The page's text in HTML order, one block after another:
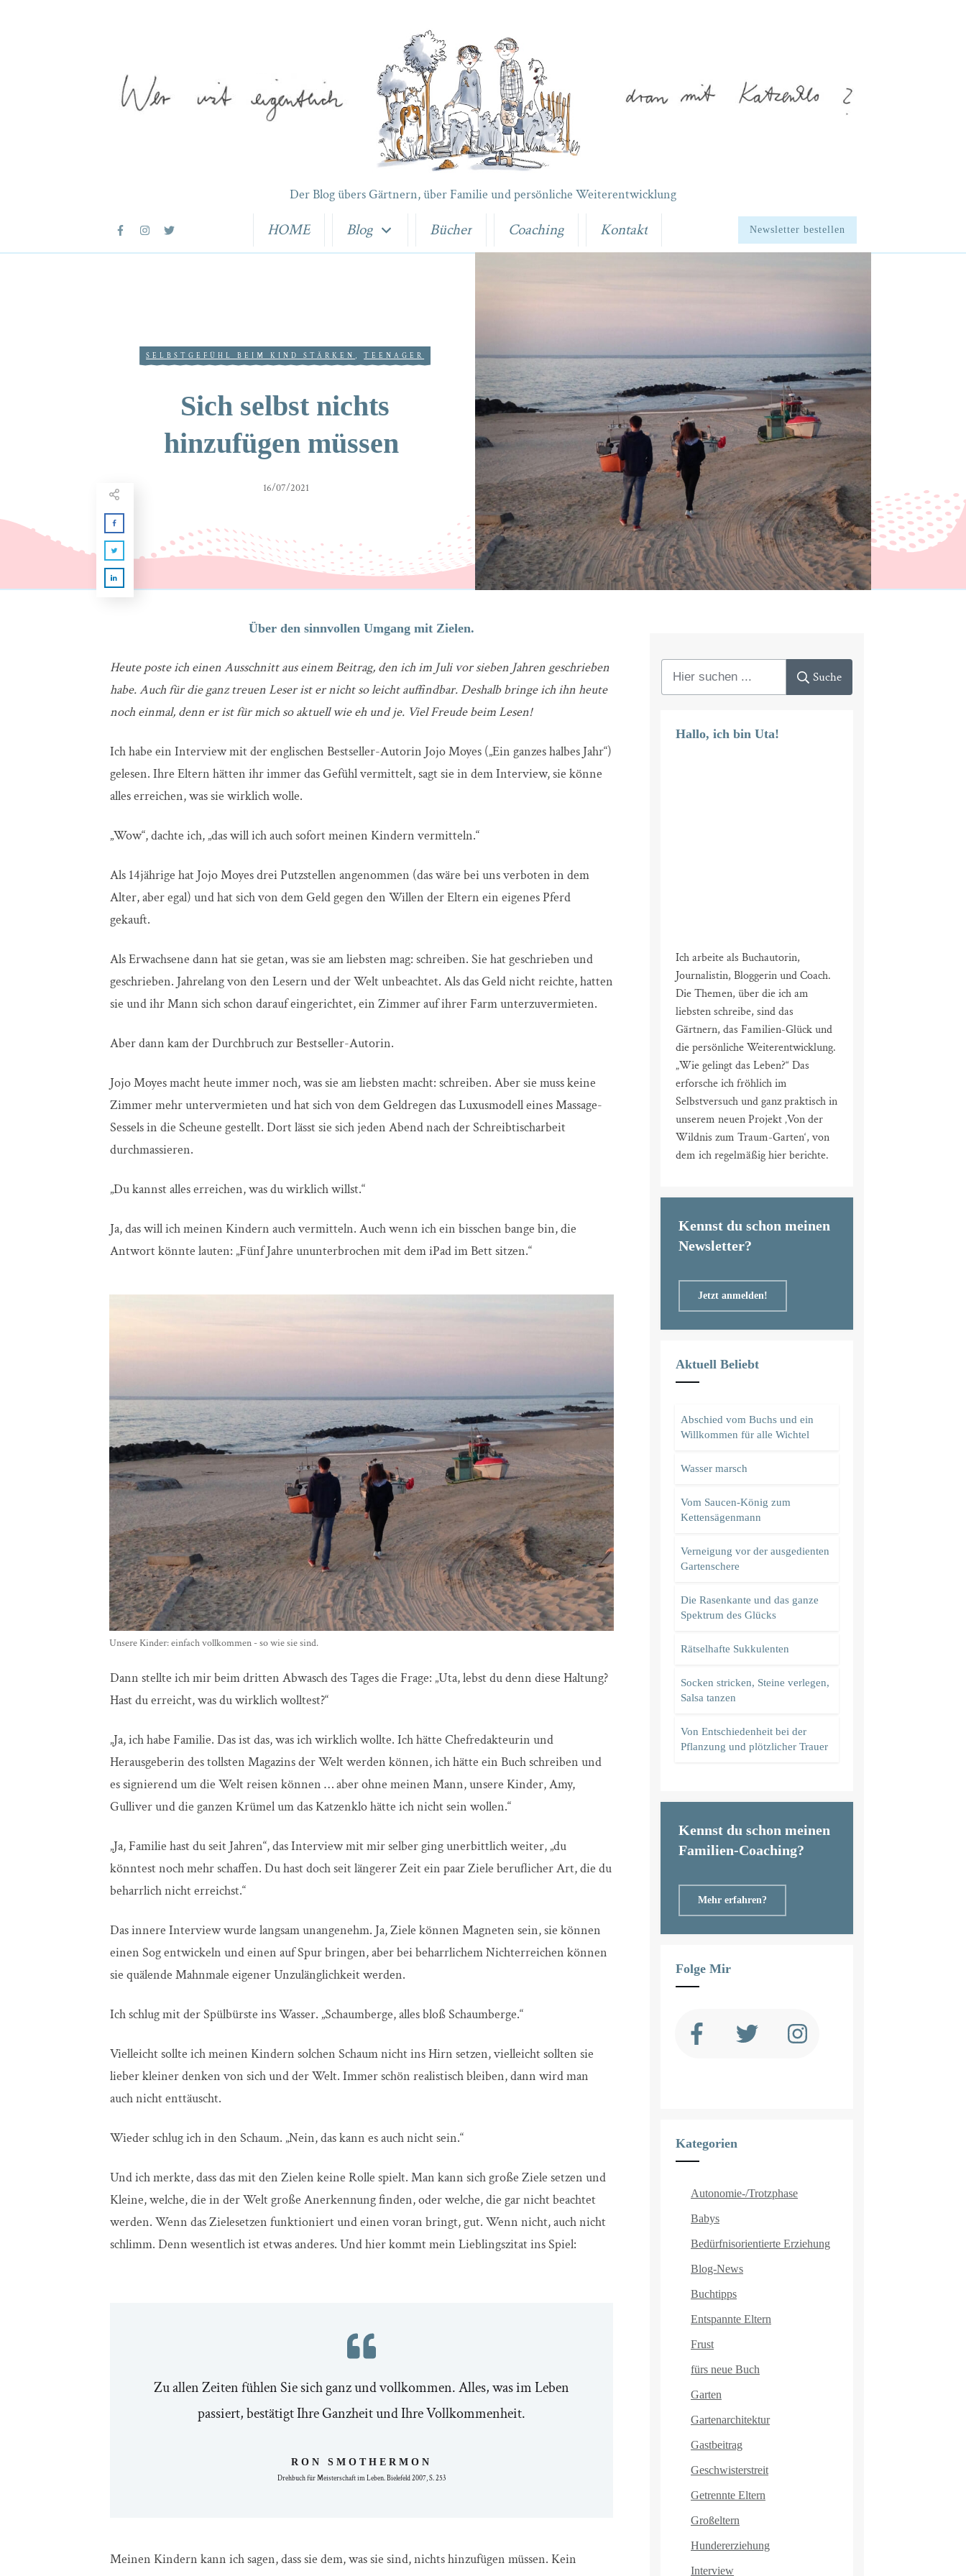
Der Blog übers Gärtnern, über Familie und persönliche Weiterentwicklung
HOME Blog Bücher Coaching Kontakt Newsletter bestellen
SELBSTGEFÜHL BEIM KIND STÄRKEN ,TEENAGER
Sich selbst nichts
hinzufügen müssen
16/07/2021
Über den sinnvollen Umgang mit Zielen.
Heute poste ich einen Ausschnitt aus einem Beitrag, den ich im Juli vor sieben Jahren geschrieben
habe. Auch für die ganz treuen Leser ist er nicht so leicht auffindbar. Deshalb bringe ich ihn heute
noch einmal, denn er ist für mich so aktuell wie eh und je. Viel Freude beim Lesen!
Ich habe ein Interview mit der englischen Bestseller-Autorin Jojo Moyes („Ein ganzes halbes Jahr“)
gelesen. Ihre Eltern hätten ihr immer das Gefühl vermittelt, sagt sie in dem Interview, sie könne
alles erreichen, was sie wirklich wolle.
„Wow“, dachte ich, „das will ich auch sofort meinen Kindern vermitteln.“
Als 14jährige hat Jojo Moyes drei Putzstellen angenommen (das wäre bei uns verboten in dem
Alter, aber egal) und hat sich von dem Geld gegen den Willen der Eltern ein eigenes Pferd
gekauft.
Als Erwachsene dann hat sie getan, was sie am liebsten mag: schreiben. Sie hat geschrieben und
geschrieben. Jahrelang von den Lesern und der Welt unbeachtet. Als das Geld nicht reichte, hatten
sie und ihr Mann sich schon darauf eingerichtet, ein Zimmer auf ihrer Farm unterzuvermieten.
Aber dann kam der Durchbruch zur Bestseller-Autorin.
Jojo Moyes macht heute immer noch, was sie am liebsten macht: schreiben. Aber sie muss keine
Zimmer mehr untervermieten und hat sich von dem Geldregen das Luxusmodell eines Massage-
Sessels in die Scheune gestellt. Dort lässt sie sich jeden Abend nach der Schreibtischarbeit
durchmassieren.
„Du kannst alles erreichen, was du wirklich willst.“
Ja, das will ich meinen Kindern auch vermitteln. Auch wenn ich ein bisschen bange bin, die
Antwort könnte lauten: „Fünf Jahre ununterbrochen mit dem iPad im Bett sitzen.“
Unsere Kinder: einfach vollkommen - so wie sie sind.
Dann stellte ich mir beim dritten Abwasch des Tages die Frage: „Uta, lebst du denn diese Haltung?
Hast du erreicht, was du wirklich wolltest?“
„Ja, ich habe Familie. Das ist das, was ich wirklich wollte. Ich hätte Chefredakteurin und
Herausgeberin des tollsten Magazins der Welt werden können, ich hätte ein Buch schreiben und
es signierend um die Welt reisen können … aber ohne meinen Mann, unsere Kinder, Amy,
Gulliver und die ganzen Krümel um das Katzenklo hätte ich nicht sein wollen.“
„Ja, Familie hast du seit Jahren“, das Interview mit mir selber ging unerbittlich weiter, „du
könntest noch mehr schaffen. Du hast doch seit längerer Zeit ein paar Ziele beruflicher Art, die du
beharrlich nicht erreichst.“
Das innere Interview wurde langsam unangenehm. Ja, Ziele können Magneten sein, sie können
einen Sog entwickeln und einen auf Spur bringen, aber bei beharrlichem Nichterreichen können
sie quälende Mahnmale eigener Unzulänglichkeit werden.
Ich schlug mit der Spülbürste ins Wasser. „Schaumberge, alles bloß Schaumberge.“
Vielleicht sollte ich meinen Kindern solchen Schaum nicht ins Hirn setzen, vielleicht sollten sie
lieber kleiner denken von sich und der Welt. Immer schön realistisch bleiben, dann wird man
auch nicht enttäuscht.
Wieder schlug ich in den Schaum. „Nein, das kann es auch nicht sein.“
Und ich merkte, dass das mit den Zielen keine Rolle spielt. Man kann sich große Ziele setzen und
Kleine, welche, die in der Welt große Anerkennung finden, oder welche, die gar nicht beachtet
werden. Wenn das Zielesetzen funktioniert und einen voran bringt, gut. Wenn nicht, auch nicht
schlimm. Denn wesentlich ist etwas anderes. Und hier kommt mein Lieblingszitat ins Spiel:
Zu allen Zeiten fühlen Sie sich ganz und vollkommen. Alles, was im Leben
passiert, bestätigt Ihre Ganzheit und Ihre Vollkommenheit.
RON SMOTHERMON
Drehbuch für Meisterschaft im Leben. Bielefeld 2007, S. 253
Meinen Kindern kann ich sagen, dass sie dem, was sie sind, nichts hinzufügen müssen. Kein
Suche
Hallo, ich bin Uta!
Ich arbeite als Buchautorin,
Journalistin, Bloggerin und Coach.
Die Themen, über die ich am
liebsten schreibe, sind das
Gärtnern, das Familien-Glück und
die persönliche Weiterentwicklung.
„Wie gelingt das Leben?“ Das
erforsche ich fröhlich im
Selbstversuch und ganz praktisch in
unserem neuen Projekt ‚Von der
Wildnis zum Traum-Garten‘, von
dem ich regelmäßig hier berichte.
Kennst du schon meinen
Newsletter?
Jetzt anmelden!
Aktuell Beliebt
Abschied vom Buchs und ein
Willkommen für alle Wichtel
Wasser marsch
Vom Saucen-König zum
Kettensägenmann
Verneigung vor der ausgedienten
Gartenschere
Die Rasenkante und das ganze
Spektrum des Glücks
Rätselhafte Sukkulenten
Socken stricken, Steine verlegen,
Salsa tanzen
Von Entschiedenheit bei der
Pflanzung und plötzlicher Trauer
Kennst du schon meinen
Familien-Coaching?
Mehr erfahren?
Folge Mir
Kategorien
Autonomie-/Trotzphase
Babys
Bedürfnisorientierte Erziehung
Blog-News
Buchtipps
Entspannte Eltern
Frust
fürs neue Buch
Garten
Gartenarchitektur
Gastbeitrag
Geschwisterstreit
Getrennte Eltern
Großeltern
Hundererziehung
Interview